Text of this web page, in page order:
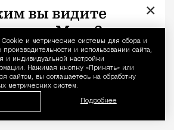
Уведомление
и метрические системы для сбора и
и использовании сайта,
и индивидуальной настройки
Нажимая кнопку «Принять» или
сайтом, вы соглашаетесь на обработку
метрических систем.
Подробнее
— парк «Дубки»
MR Group,
Fotodom
планировки, вид из
×